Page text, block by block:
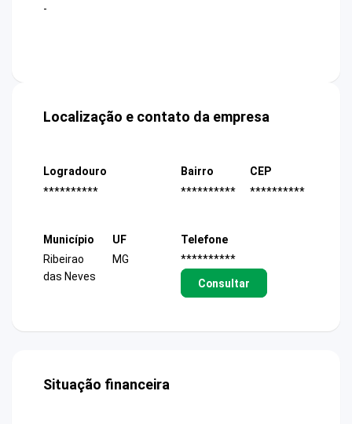
-
Localização e contato da empresa
Logradouro
**********
Bairro
**********
CEP
**********
Município
Ribeirao
das Neves
UF
MG
Telefone
**********
Consultar
Situação financeira